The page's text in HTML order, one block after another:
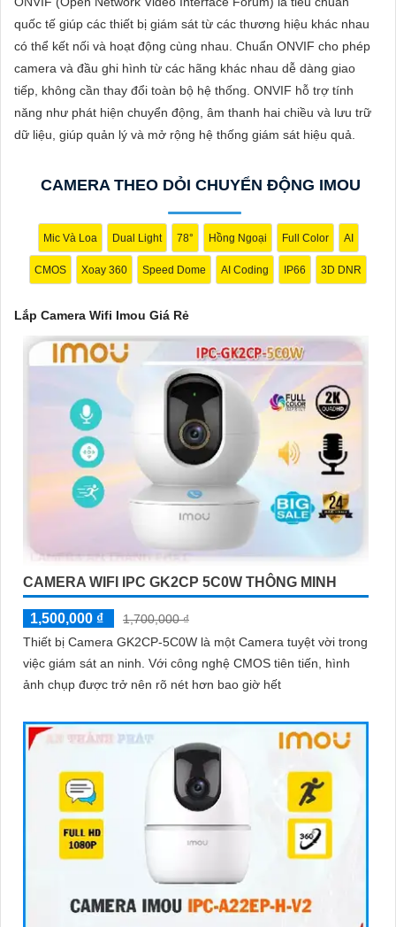
VẤN
DỊCH
VỤ
Chức năng cảm biến chuyển động (Motion Sensor): Đảm
Tính năng lưu trữ (Storage): Lựa chọn camera có tính năng
lưu trữ video trực tiếp trên thẻ nhớ hoặc trên đám mây để dễ
dàng xem lại hoặc chia sẻ video.
5:Ứng dụng di động (Mobile App): Chọn camera có ứng dụng
camera từ xa mọi lúc, mọi nơi.
Hy vọng những lời khuyên trên sẽ giúp bạn lựa chọn được một
chiếc Camera Wifi Imou Giá Rẻ hoàn hảo!
quốc tế giúp các thiết bị giám sát từ các thương hiệu khác nhau
có thể kết nối và hoạt động cùng nhau. Chuẩn ONVIF cho phép
camera và đầu ghi hình từ các hãng khác nhau dễ dàng giao
tiếp, không cần thay đổi toàn bộ hệ thống. ONVIF hỗ trợ tính
năng như phát hiện chuyển động, âm thanh hai chiều và lưu trữ
dữ liệu, giúp quản lý và mở rộng hệ thống giám sát hiệu quả.
CAMERA THEO DỎI CHUYỂN ĐỘNG IMOU
Mic Và Loa Dual Light 78° Hồng Ngoại Full Color AI
CMOS Xoay 360 Speed Dome AI Coding IP66 3D DNR
Lắp Camera Wifi Imou Giá Rẻ
CAMERA WIFI IPC GK2CP 5C0W THÔNG MINH
1,500,000 ₫
1,700,000 ₫
Thiết bị Camera GK2CP-5C0W là một Camera tuyệt vời trong
việc giám sát an ninh. Với công nghệ CMOS tiên tiến, hình
ảnh chụp được trở nên rõ nét hơn bao giờ hết